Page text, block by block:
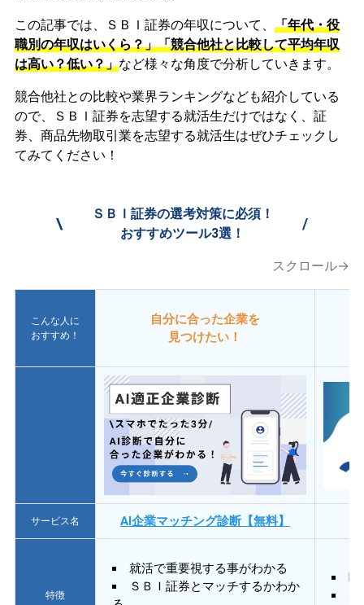
この記事では、ＳＢＩ証券の年収について、 「年代・役
職別の年収はいくら？」「競合他社と比較して平均年収
は高い？低い？」など様々な角度で分析していきます。
競合他社との比較や業界ランキングなども紹介している
ので、ＳＢＩ証券を志望する就活生だけではなく、証
券、商品先物取引業を志望する就活生はぜひチェックし
てみてください！
\
ＳＢＩ証券の選考対策に必須！
おすすめツール3選！
/
スクロール→
こんな人に
おすすめ！
自分に合った企業を
見つけたい！
サービス名 AI企業マッチング診断【無料】
特徴
就活で重要視する事がわかる
ＳＢＩ証券とマッチするかわか